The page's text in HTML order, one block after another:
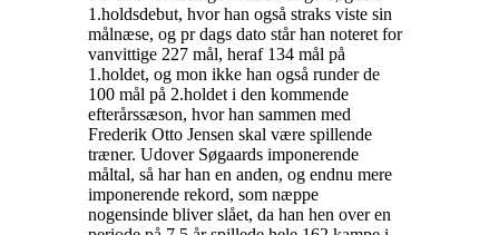
1.holdsdebut, hvor han også straks viste sin
målnæse, og pr dags dato står han noteret for
vanvittige 227 mål, heraf 134 mål på
1.holdet, og mon ikke han også runder de
100 mål på 2.holdet i den kommende
efterårssæson, hvor han sammen med
Frederik Otto Jensen skal være spillende
træner. Udover Søgaards imponerende
måltal, så har han en anden, og endnu mere
imponerende rekord, som næppe
nogensinde bliver slået, da han hen over en